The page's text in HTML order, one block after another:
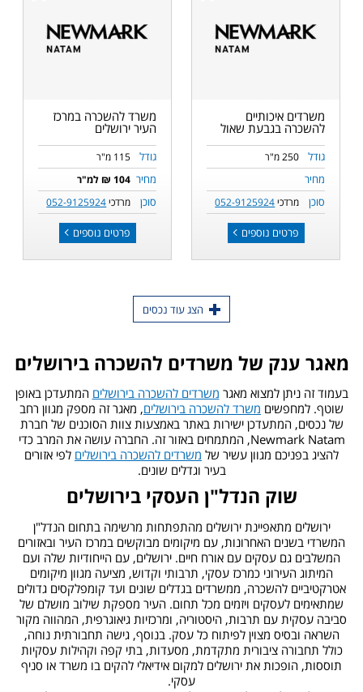
משרדים איכותיים
להשכרה בגבעת שאול
גודל 250 מ"ר
מחיר
סוכן
מרדכי052-9125924
פרטים נוספים
משרד להשכרה במרכז
העיר ירושלים
גודל 115 מ"ר
מחיר 104 ₪ למ"ר
סוכן מרדכי052-9125924
פרטים נוספים
מאגר ענק של משרדים להשכרה בירושלים
בעמוד זה ניתן למצוא מאגר משרדים להשכרה בירושלים המתעדכן באופן
שוטף. למחפשים משרד להשכרה בירושלים, מאגר זה מספק מגוון רחב
של נכסים, המתעדכן ישירות באתר באמצעות צוות הסוכנים של חברת
Newmark Natam, המתמחים באזור זה. החברה עושה את המרב כדי
להציג בפניכם מגוון עשיר של משרדים להשכרה בירושלים לפי אזורים
בעיר וגדלים שונים.
שוק הנדל"ן העסקי בירושלים
ירושלים מתאפיינת ירושלים מהתפתחות מרשימה בתחום הנדל"ן
המשרדי בשנים האחרונות, עם מיקומים מבוקשים במרכז העיר ובאזורים
המשלבים גם עסקים עם אורח חיים. ירושלים, עם הייחודיות שלה ועם
המיתוג העירוני כמרכז עסקי, תרבותי וקדוש, מציעה מגוון מיקומים
אטרקטיביים להשכרה, ממשרדים בגדלים שונים ועד קומפלקסים גדולים
שמתאימים לעסקים ויזמים מכל תחום. העיר מספקת שילוב מושלם של
סביבה עסקית עם תרבות, היסטוריה, ומרכזיות גיאוגרפית, המהווה מקור
השראה ובסיס מצוין לפיתוח כל עסק. בנוסף, גישה תחבורתית נוחה,
כולל תחבורה ציבורית מתקדמת, מסעדות, בתי קפה וקהילות עסקיות
תוססות, הופכות את ירושלים למקום אידיאלי להקים בו משרד או סניף
עסקי.